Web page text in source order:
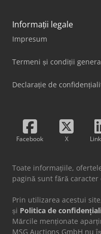
Informații legale
Impresum
Termeni și condiții
Declarație de
Facebook X
Toate informațiile,
pagină sunt fără
Prin utilizarea acestui
și Politica de
Mărcile menționate
MSG Auctions GmbH nu